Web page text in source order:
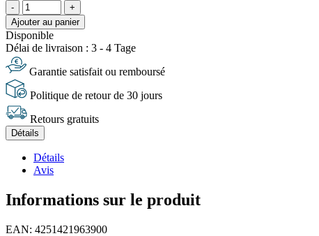
-
+
Ajouter au panier
Disponible
Délai de livraison : 3 - 4 Tage
Garantie satisfait ou remboursé
Politique de retour de 30 jours
Retours gratuits
Détails
Détails
Avis
Informations sur le produit
EAN: 4251421963900